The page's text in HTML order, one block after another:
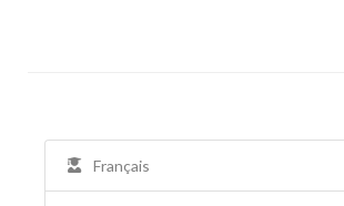
Français